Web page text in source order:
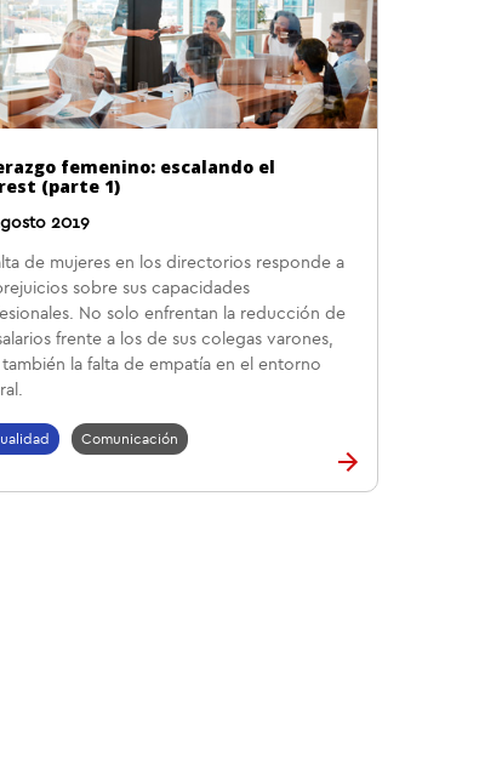
femenino: escalando el
(parte 1)
2019
de mujeres en los directorios responde a
sobre sus capacidades
No solo enfrentan la reducción de
frente a los de sus colegas varones,
también la falta de empatía en el entorno
Comunicación